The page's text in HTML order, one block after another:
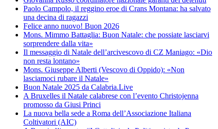
Paolo Campolo, il reggino eroe di Crans Montana: ha salvato
una decina di ragazzi
Felice anno nuovo! Buon 2026
Mons. Mimmo Battaglia: Buon Natale: che possiate lasciarvi
sorprendere dalla vita»
Il messaggio di Natale dell’arcivescovo di CZ Maniago: «Dio
non resta lontano»
Mons. Giuseppe Alberti (Vescovo di Oppido): «Non
lasciamoci rubare il Natale»
Buon Natale 2025 da Calabria.Live
A Bruxelles il Natale calabrese con l’evento Christojenna
promosso da Giusi Princi
La nuova bella sede a Roma dell’Associazione Italiana
Coltivatori (AIC)